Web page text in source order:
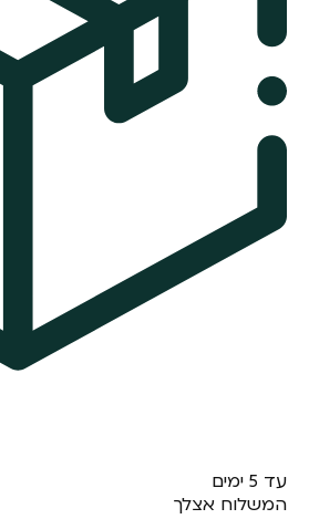
עד 5 ימים
המשלוח אצלך